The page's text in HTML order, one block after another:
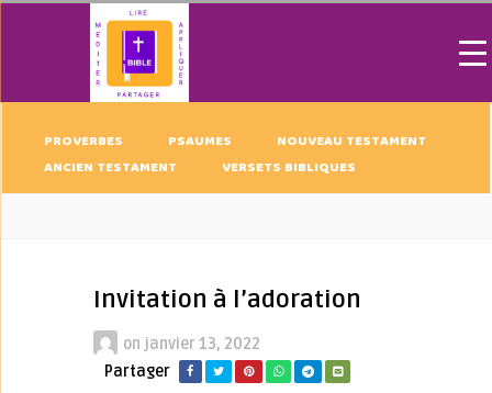
PROVERBES PSAUMES
NOUVEAU TESTAMENT
ANCIEN TESTAMENT
VERSETS BIBLIQUES
Invitation à l’adoration
on janvier 13, 2022
Partager